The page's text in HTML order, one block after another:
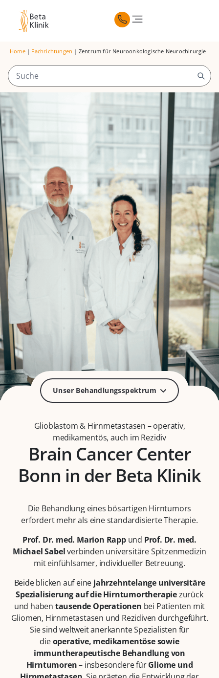
Home| Fachrichtungen | Zentrum für Neuroonkologische Neurochirurgie
Unser Behandlungsspektrum
Glioblastom & Hirnmetastasen – operativ,
medikamentös, auch im Rezidiv
Brain Cancer Center
Bonn in der Beta Klinik
Die Behandlung eines bösartigen Hirntumors
erfordert mehr als eine standardisierte Therapie.
Prof. Dr. med. Marion Rappund Prof. Dr. med.
Michael Sabelverbinden universitäre Spitzenmedizin
mit einfühlsamer, individueller Betreuung.
Beide blicken auf eine jahrzehntelange universitäre
Spezialisierung auf die Hirntumortherapiezurück
und haben tausende Operationen bei Patienten mit
Gliomen, Hirnmetastasen und Rezidiven durchgeführt.
Sie sind weltweit anerkannte Spezialisten für
dieoperative, medikamentöse sowie
immuntherapeutische Behandlung von
Hirntumoren– insbesondere fürGliome und